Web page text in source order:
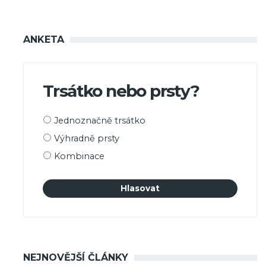
ANKETA
Trsátko nebo prsty?
Možnosti
Jednoznačně trsátko
Výhradně prsty
Kombinace
NEJNOVĚJŠÍ ČLÁNKY